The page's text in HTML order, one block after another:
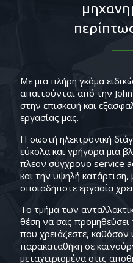
Με μια πλήρη γκάμα
απαιτούνται από την
στην επισκευή και
εργασίας μας.
Η σωστή ηλεκτρονική
εύκολα και γρήγορα μια
πλέον σύγχρονο service
και την υψηλή
οποιαδήποτε εργασία
Το τμήμα των
θέση να σας προμηθεύσει
που χρειάζεστε, καθόσον
παρακαταθήκη σε
μεταχειρισμένα στις